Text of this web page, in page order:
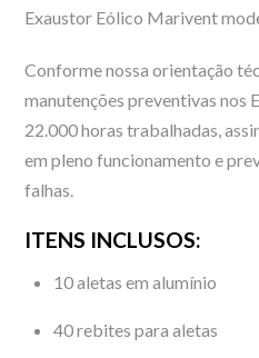
Exaustor Eólico Marivent
Conforme nossa orientação
manutenções preventivas nos
22.000 horas trabalhadas,
em pleno funcionamento e
falhas.
ITENS INCLUSOS:
10 aletas em alumínio
40 rebites para aletas